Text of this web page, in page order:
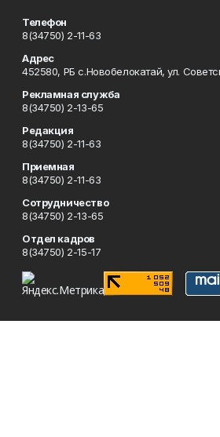
Телефон
8(34750) 2-11-63
Адрес
452580, РБ с.Новобелокатай, ул.
Рекламная служба
8(34750) 2-13-65
Редакция
8(34750) 2-11-63
Приемная
8(34750) 2-11-63
Сотрудничество
8(34750) 2-13-65
Отдел кадров
8(34750) 2-15-17